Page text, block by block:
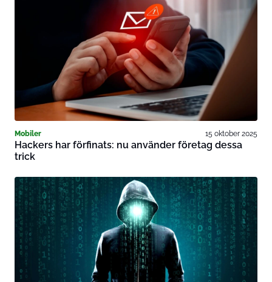
Mobiler 15 oktober 2025
Hackers har förfinats: nu använder företag dessa
trick